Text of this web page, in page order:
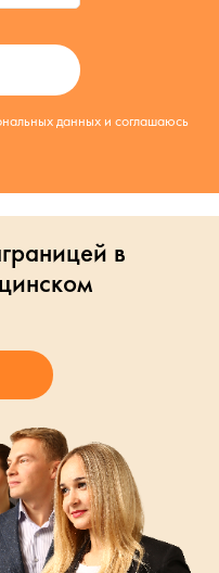
данных и соглашаюсь
в